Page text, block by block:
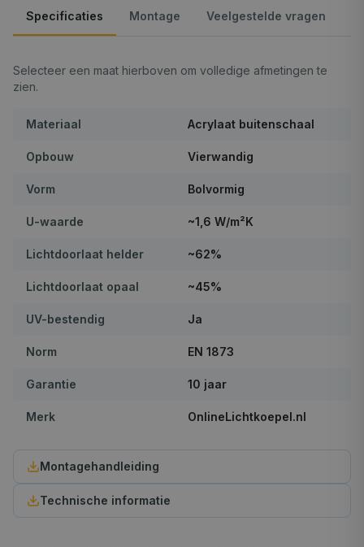
Specificaties Montage Veelgestelde vragen
Selecteer een maat hierboven om volledige afmetingen te
zien.
Materiaal Acrylaat buitenschaal
Opbouw Vierwandig
Vorm Bolvormig
U-waarde ~1,6 W/m²K
Lichtdoorlaat helder ~62%
Lichtdoorlaat opaal ~45%
UV-bestendig Ja
Norm EN 1873
Garantie 10 jaar
Merk OnlineLichtkoepel.nl
Montagehandleiding
Technische informatie